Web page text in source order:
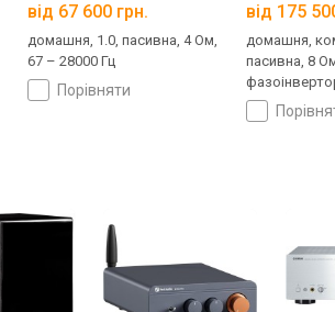
від 67 600 грн.
домашня, 1.0, пасивна, 4 Ом,
67 – 28000 Гц
порівняти
від 175
домашня,
пасивна, 8